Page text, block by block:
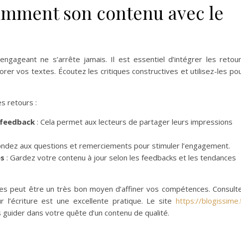
son contenu avec le
ne s’arrête jamais. Il est essentiel d’intégrer les
vos textes. Écoutez les critiques constructives et utilisez-les
retours :
: Cela permet aux lecteurs de partager leurs impressions
aux questions et remerciements pour stimuler l’engagement.
: Gardez votre contenu à jour selon les feedbacks et les tendances
peut être un très bon moyen d’affiner vos compétences.
l’écriture est une excellente pratique. Le site https://
dans votre quête d’un contenu de qualité.